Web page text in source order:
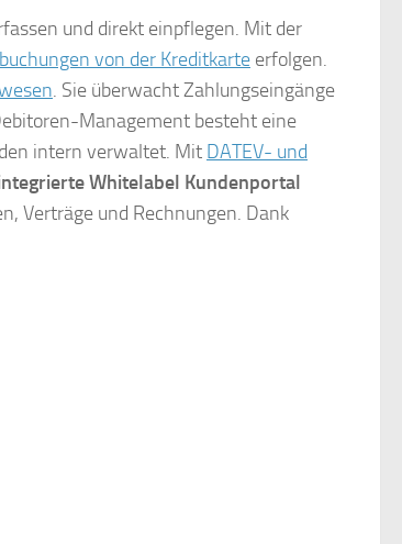
und direkt einpflegen. Mit der
von der Kreditkarte erfolgen.
. Sie überwacht Zahlungseingänge
Management besteht eine
intern verwaltet. Mit DATEV- und
Whitelabel Kundenportal
Verträge und Rechnungen. Dank